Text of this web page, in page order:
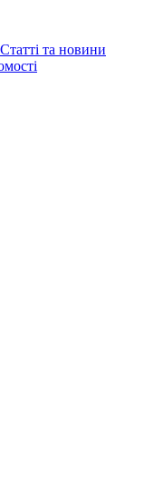
Статті та новини